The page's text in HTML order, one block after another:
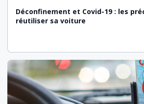
Déconfinement et Covid-19 : les
réutiliser sa voiture